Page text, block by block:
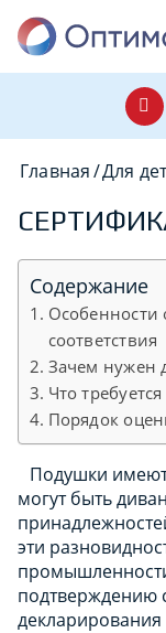
Главная/Для
Содержание
Особенности
соответствия
Зачем нужен
Что
Порядок
Подушки
могут быть
эти
подтверждению